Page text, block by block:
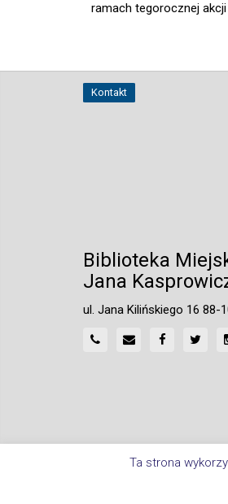
ramach tegorocznej akcji
Kontakt
Biblioteka
Jana
ul. Jana Kilińskiego 16 88-
Ta strona